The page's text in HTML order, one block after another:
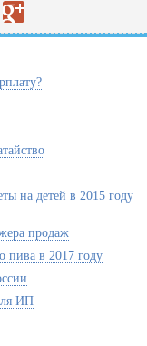
на детей в 2015 году
продаж
пива в 2017 году
ИП